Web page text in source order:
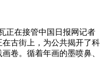
在接管中国日报网记者
古街上，为公共揭开了科
卷。循着年画的墨喷鼻、